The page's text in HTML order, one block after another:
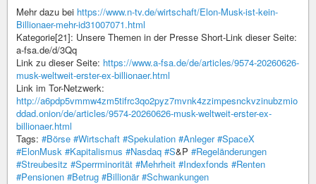
Mehr dazu bei https://www.n-tv.de/wirtschaft/Elon-Musk-ist-kein-
Billionaer-mehr-id31007071.html
Kategorie[21]: Unsere Themen in der Presse Short-Link dieser Seite:
a-fsa.de/d/3Qq
Link zu dieser Seite: https://www.a-fsa.de/de/articles/9574-20260626-
musk-weltweit-erster-ex-billionaer.html
Link im Tor-Netzwerk:
http://a6pdp5vmmw4zm5tifrc3qo2pyz7mvnk4zzimpesnckvzinubzmio
ddad.onion/de/articles/9574-20260626-musk-weltweit-erster-ex-
billionaer.html
Tags: #Börse #Wirtschaft #Spekulation #Anleger #SpaceX
#ElonMusk #Kapitalismus #Nasdaq #S&P #Regeländerungen
#Streubesitz #Sperrminorität #Mehrheit #Indexfonds #Renten
#Pensionen #Betrug #Billionär #Schwankungen